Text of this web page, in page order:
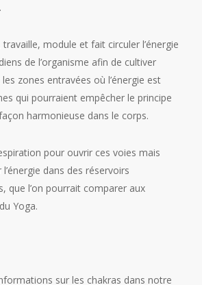
module et fait circuler l’énergie
de l’organisme afin de cultiver
zones entravées où l’énergie est
qui pourraient empêcher le principe
harmonieuse dans le corps.
pour ouvrir ces voies mais
dans des réservoirs
, que l’on pourrait comparer aux
Yoga.
sur les chakras dans notre